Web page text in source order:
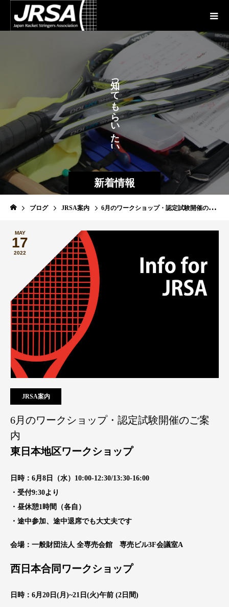
新着情報
っ
て
も
ら
い
た
い
が
ブログ JRSA案内 6月のワークショップ・認定試験開催のご案内
MAY
17
2022
JRSA案内
6月のワークショップ・認定試験開催のご案
内
東日本地区ワークショップ
日時：6月8日（水）10:00-12:30/13:30-16:00
・受付9:30より
・昼休憩1時間（各自）
・途中参加、途中退席でも大丈夫です
会場：一般財団法人 全専売会館 専売ビル3F会議室A
西日本合同ワークショップ
日時：6月20日(月)~21日(火)午前 (2日間)